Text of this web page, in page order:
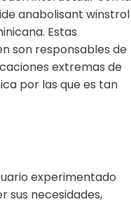
anabolisant winstrol
Estas
son responsables de
extremas de
por las que es tan
experimentado
sus necesidades,